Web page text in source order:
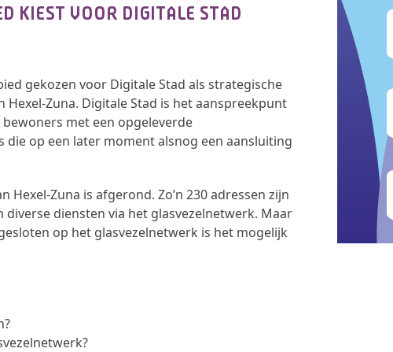
KIEST VOOR DIGITALE STAD
gekozen voor Digitale Stad als strategische
Zuna. Digitale Stad is het aanspreekpunt
met een opgeleverde
op een later moment alsnog een aansluiting
Zuna is afgerond. Zo’n 230 adressen zijn
diensten via het glasvezelnetwerk. Maar
op het glasvezelnetwerk is het mogelijk